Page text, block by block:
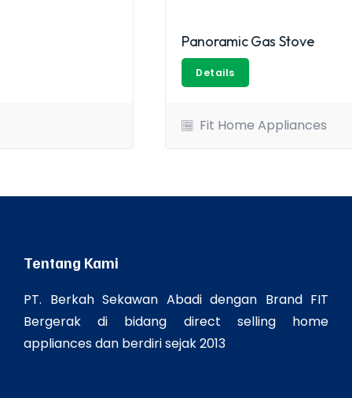
Fit Home Appliances
Tentang Kami
PT. Berkah Sekawan Abadi dengan Brand FIT
Bergerak di bidang direct selling home
appliances dan berdiri sejak 2013